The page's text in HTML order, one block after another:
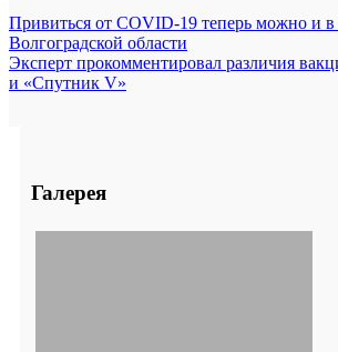
Привиться от COVID-19 теперь можно и в
Волгоградской области
Эксперт прокомментировал различия
и «Спутник V»
Галерея